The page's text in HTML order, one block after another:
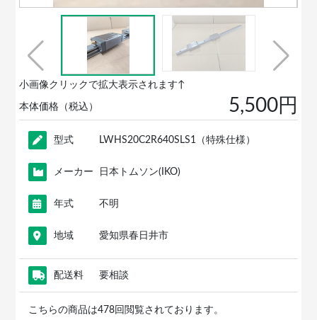
小画像クリックで拡大表示されます↑
本体価格（税込） 5,500円
型式 LWHS20C2R640SLS1（特殊仕様）
メーカー 日本トムソン(IKO)
年式 不明
地域 愛知県春日井市
配送料 要相談
こちらの商品は478回閲覧されております。